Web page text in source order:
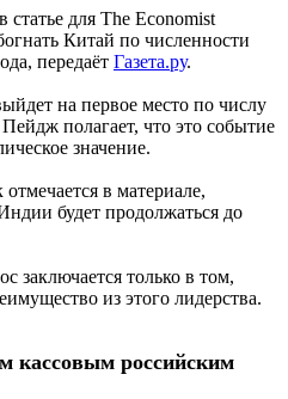
для The Economist
Китай по численности
передаёт Газета.ру.
на первое место по числу
полагает, что это событие
значение.
в материале,
будет продолжаться до
заключается только в том,
из этого лидерства.
кассовым российским